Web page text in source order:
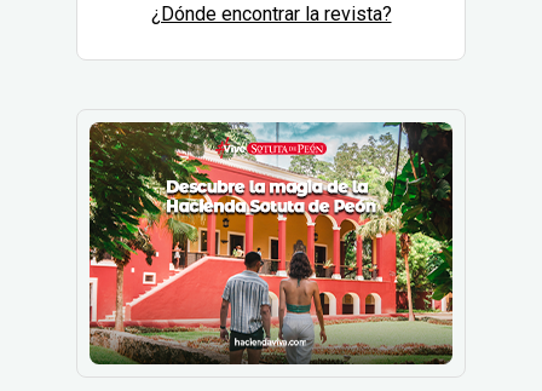
¿Dónde encontrar la revista?